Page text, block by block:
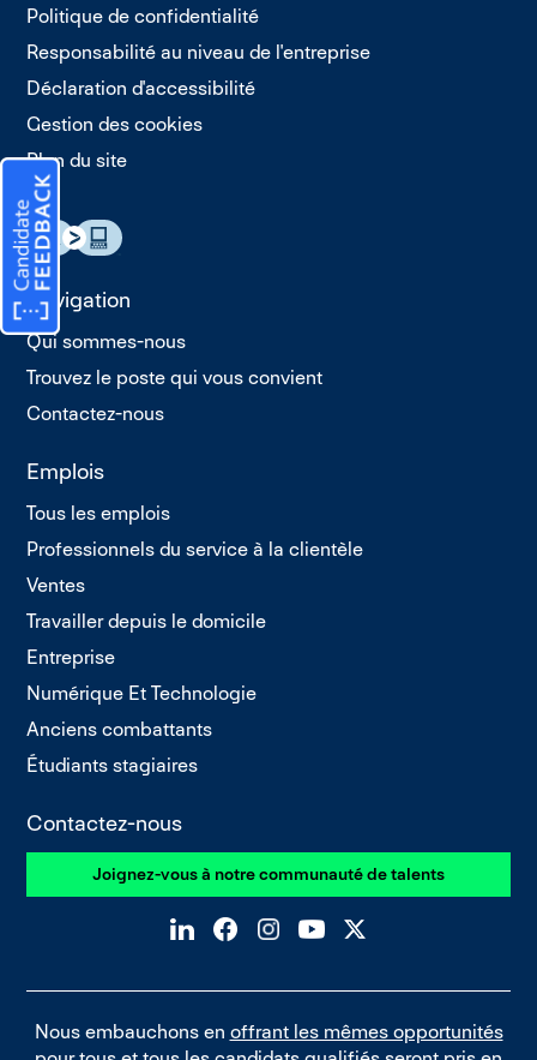
Politique de confidentialité
Responsabilité au niveau de l'entreprise
Déclaration d'accessibilité
Gestion des cookies
Plan du site
Navigation
Qui sommes-nous
Trouvez le poste qui vous convient
Contactez-nous
Emplois
Tous les emplois
Professionnels du service à la clientèle
Ventes
Travailler depuis le domicile
Entreprise
Numérique Et Technologie
Anciens combattants
Étudiants stagiaires
Contactez-nous
Joignez-vous à notre communauté de talents
Nous embauchons en offrant les mêmes opportunités